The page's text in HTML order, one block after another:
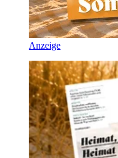
Anzeige